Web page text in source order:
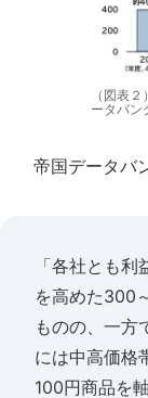
（図表
ータバン
帝国データバ
「各社とも
を高めた300
ものの、一方
には中高価格
100円商品を